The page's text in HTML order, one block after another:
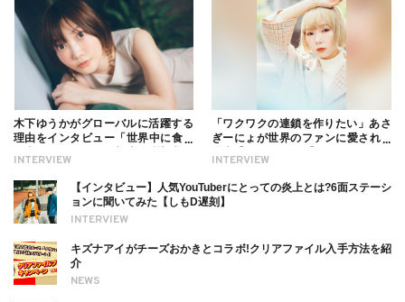
INTERVIEW
木下ゆうかがグローバルに活躍する
理由をインタビュー「世界中に食べ
ついても
INTERVIEW
「ワクワクの連鎖を作りたい」あさ
ぎーにょが世界のファンに愛される
INTERVIEW
【インタビュー】人気YouTuberにとっての炎上とは?6面ステーシ
ョンに聞いてみた【しもD遅刻】
NEWS
キズナアイがチーズおかきとコラボ!クリアファイル入手方法を紹
介